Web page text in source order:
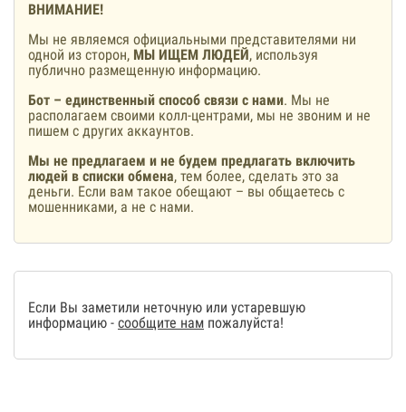
ВНИМАНИЕ!
Мы не являемся официальными представителями ни
одной из сторон, МЫ ИЩЕМ ЛЮДЕЙ, используя
публично размещенную информацию.
Бот – единственный способ связи с нами. Мы не
располагаем своими колл-центрами, мы не звоним и не
пишем с других аккаунтов.
Мы не предлагаем и не будем предлагать включить
людей в списки обмена, тем более, сделать это за
деньги. Если вам такое обещают – вы общаетесь с
мошенниками, а не с нами.
Если Вы заметили неточную или устаревшую
информацию - сообщите нам пожалуйста!